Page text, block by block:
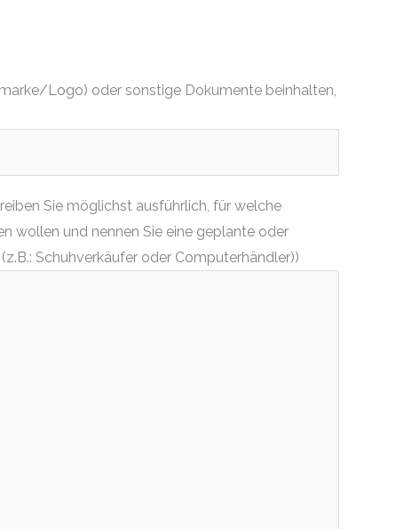
Logo) oder sonstige Dokumente beinhalten,
Sie möglichst ausführlich, für welche
wollen und nennen Sie eine geplante oder
Schuhverkäufer oder Computerhändler))